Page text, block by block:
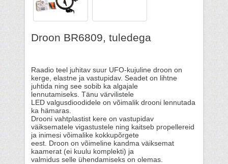
Droon BR6809, tuledega
Raadio teel juhitav suur UFO-kujuline droon on
kerge, elastne ja vastupidav. Seadet on lihtne
juhtida ning see sobib ka algajale
lennutamiseks. Tänu värvilistele
LED valgusdioodidele on võimalik drooni lennutada
ka hämaras.
Drooni vahtplastist kere on vastupidav
väiksematele vigastustele ning kaitseb propellereid
ja inimesi võimalike kokkupõrgete
eest. Droon on võimeline kandma väiksemat
kaamerat (ei kuulu komplekti) ja
valmidus selle ühendamiseks on olemas.